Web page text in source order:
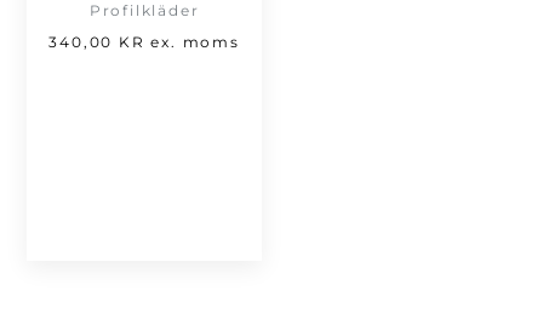
Profilkläder
340,00 KR ex. moms